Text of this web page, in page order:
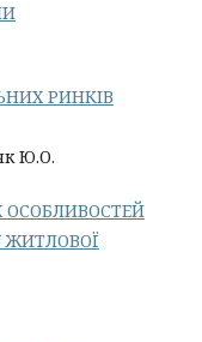
РИНКІВ
Ю.О.
ОСОБЛИВОСТЕЙ
ЖИТЛОВОЇ